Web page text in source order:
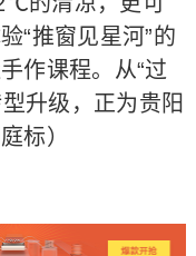
“推窗见星河”的
作课程。从“过
升级，正为贵阳
标）